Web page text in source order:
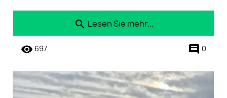
search Lesen Sie mehr...
remove_red_eye 697 comment 0